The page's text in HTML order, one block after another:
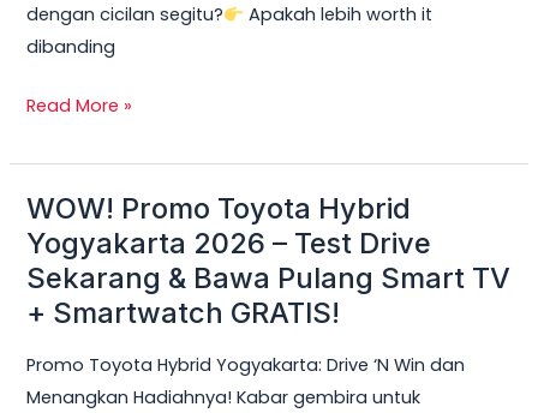
dengan cicilan segitu?
Apakah lebih worth it
dibanding
Jutaan,
DP
&
Read More »
WOW! Promo Toyota Hybrid
Yogyakarta 2026 – Test Drive
Sekarang & Bawa Pulang Smart TV
+ Smartwatch GRATIS!
Promo Toyota Hybrid Yogyakarta: Drive ‘N Win dan
Menangkan Hadiahnya! Kabar gembira untuk
WOW!
Promo
Toyota
Hybrid
2026
–